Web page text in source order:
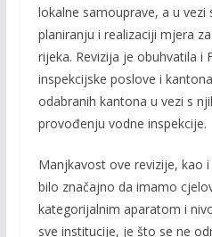
lokalne samouprave, a u
planiranju i realizaciji mjera
rijeka. Revizija je obuhvatila i
inspekcijske poslove i
odabranih kantona u vezi s
provođenju vodne inspekcije.
Manjkavost ove revizije, kao
bilo značajno da imamo
kategorijalnim aparatom i
sve institucije, je što se ne